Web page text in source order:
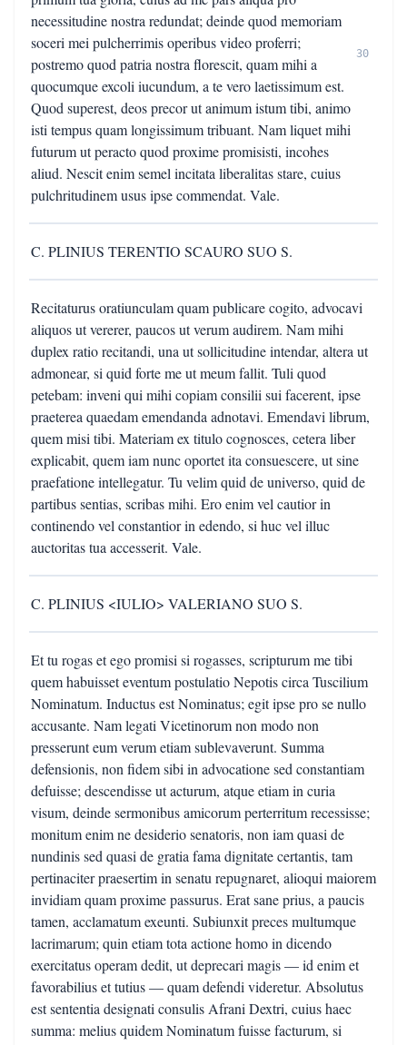
necessitudine nostra redundat; deinde quod memoriam
soceri mei pulcherrimis operibus video proferri;
postremo quod patria nostra florescit, quam mihi a
quocumque excoli iucundum, a te vero laetissimum est.
Quod superest, deos precor ut animum istum tibi, animo
isti tempus quam longissimum tribuant. Nam liquet mihi
futurum ut peracto quod proxime promisisti, incohes
aliud. Nescit enim semel incitata liberalitas stare, cuius
pulchritudinem usus ipse commendat. Vale.
30
C. PLINIUS TERENTIO SCAURO SUO S.
Recitaturus oratiunculam quam publicare cogito, advocavi
aliquos ut vererer, paucos ut verum audirem. Nam mihi
duplex ratio recitandi, una ut sollicitudine intendar, altera ut
admonear, si quid forte me ut meum fallit. Tuli quod
petebam: inveni qui mihi copiam consilii sui facerent, ipse
praeterea quaedam emendanda adnotavi. Emendavi librum,
quem misi tibi. Materiam ex titulo cognosces, cetera liber
explicabit, quem iam nunc oportet ita consuescere, ut sine
praefatione intellegatur. Tu velim quid de universo, quid de
partibus sentias, scribas mihi. Ero enim vel cautior in
continendo vel constantior in edendo, si huc vel illuc
auctoritas tua accesserit. Vale.
C. PLINIUS <IULIO> VALERIANO SUO S.
Et tu rogas et ego promisi si rogasses, scripturum me tibi
quem habuisset eventum postulatio Nepotis circa Tuscilium
Nominatum. Inductus est Nominatus; egit ipse pro se nullo
accusante. Nam legati Vicetinorum non modo non
presserunt eum verum etiam sublevaverunt. Summa
defensionis, non fidem sibi in advocatione sed constantiam
defuisse; descendisse ut acturum, atque etiam in curia
visum, deinde sermonibus amicorum perterritum recessisse;
monitum enim ne desiderio senatoris, non iam quasi de
nundinis sed quasi de gratia fama dignitate certantis, tam
pertinaciter praesertim in senatu repugnaret, alioqui maiorem
invidiam quam proxime passurus. Erat sane prius, a paucis
tamen, acclamatum exeunti. Subiunxit preces multumque
lacrimarum; quin etiam tota actione homo in dicendo
exercitatus operam dedit, ut deprecari magis — id enim et
favorabilius et tutius — quam defendi videretur. Absolutus
est sententia designati consulis Afrani Dextri, cuius haec
summa: melius quidem Nominatum fuisse facturum, si